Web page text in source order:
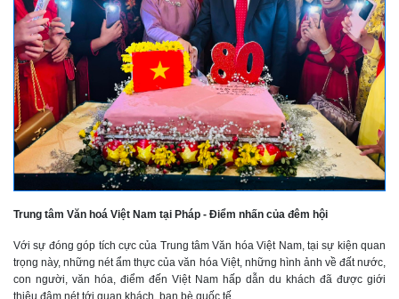
Trung tâm Văn hoá Việt Nam tại Pháp - Điểm nhấn của đêm hội
Với sự đóng góp tích cực của Trung tâm Văn hóa Việt Nam, tại sự kiện quan
trọng này, những nét ẩm thực của văn hóa Việt, những hình ảnh về đất nước,
con người, văn hóa, điểm đến Việt Nam hấp dẫn du khách đã được giới